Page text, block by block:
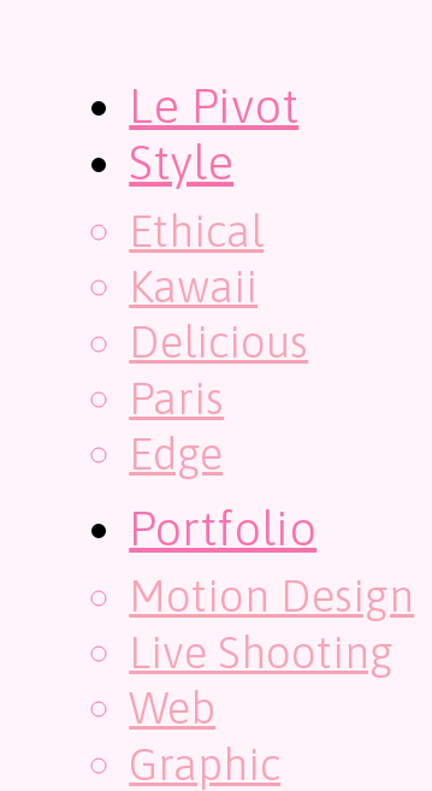
Le Pivot
Style
Ethical
Kawaii
Delicious
Paris
Edge
Portfolio
Motion Design
Live Shooting
Web
Graphic